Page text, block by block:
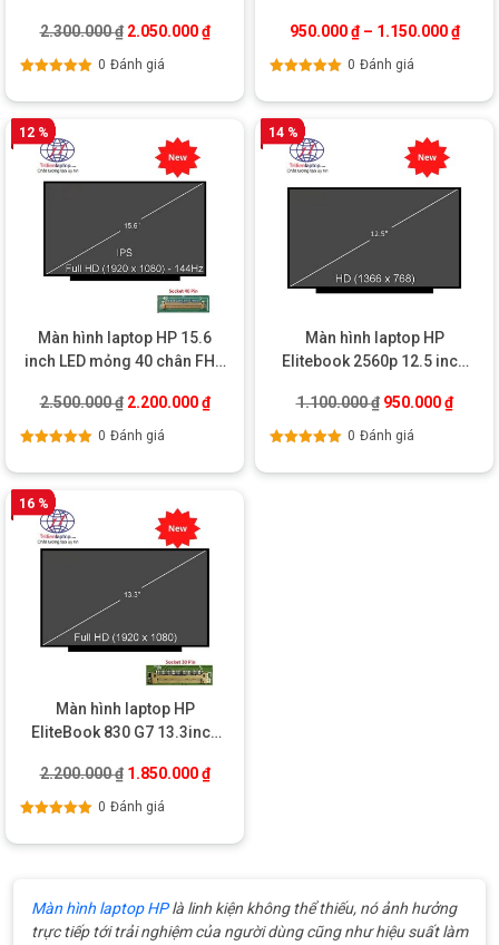
2.300.000₫ Giá gốc là: 2.300.000 ₫.
2.050.000₫Giá hiện tại là: 2.050.000 ₫.
0 Đánh giá
950.000₫– 1.150.000₫
0 Đánh giá
12 %
Màn hình laptop HP 15.6
inch LED mỏng 40 chân FHD
2.500.000₫ Giá gốc là: 2.500.000 ₫.
2.200.000₫Giá hiện tại là: 2.200.000 ₫.
0 Đánh giá
14 %
Màn hình laptop HP
Elitebook 2560p 12.5 inch
1.100.000₫ Giá gốc là:
950.000₫Giá
0 Đánh giá
16 %
Màn hình laptop HP
EliteBook 830 G7 13.3inch
E5A)
2.200.000₫ Giá gốc là: 2.200.000 ₫.
1.850.000₫Giá hiện tại là: 1.850.000 ₫.
0 Đánh giá
Màn hình laptop HPlà linh kiện không thể thiếu, nó ảnh hưởng
trực tiếp tới trải nghiệm của người dùng cũng như hiệu suất làm